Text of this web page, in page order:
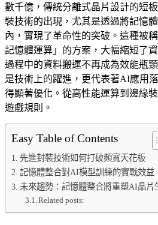
數千億，傳統分離式晶片設計的短
裝技術的出現，尤其是透過將記憶
內，實現了革命性的突破。這種被
記憶體運算」的方案，大幅縮短了
過程中的資料搬運不再成為效能瓶
是技術上的躍進，更代表著AI應用
得顯著優化。從高性能運算到邊緣
遊戲規則。
Easy Table of Contents
先進封裝技術如何打破頻寬天花板
記憶體整合對AI模型訓練的實戰效益
未來趨勢：記憶體整合將重塑AI晶片
Related posts: